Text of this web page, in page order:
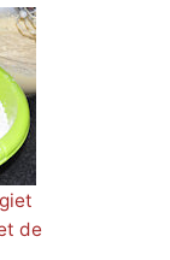
de